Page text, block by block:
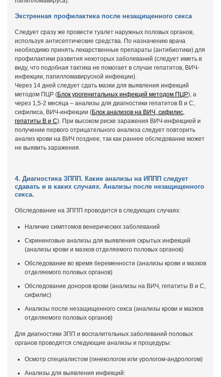
Экстренная профилактика после незащищенного секса
Следует сразу же провести туалет наружных половых органов,
используя антисептические средства. По назначению врача
необходимо принять лекарственные препараты (антибиотики) для
профилактики развития некоторых заболеваний (следует иметь в
виду, что подобная тактика не помогает в случае гепатитов, ВИЧ-
инфекции, папилломавирусной инфекции).
Через 14 дней следует сдать мазки для выявления инфекций
методом ПЦР (Блок урогенитальных инфекций методом ПЦР), а
через 1,5-2 месяца – анализы для диагностики гепатитов В и С,
сифилиса, ВИЧ-инфекции (Блок анализов на ВИЧ, сифилис,
гепатиты B и C). При высоком риске заражения ВИЧ-инфекцией и
получении первого отрицательного анализа следует повторить
анализ крови на ВИЧ позднее, так как раннее обследование может
не выявить заражения.
4. Диагностика ЗППП. Какие анализы на ИППП следует
сдавать и в каких случаях. Анализы после незащищенного
секса.
Обследование на ЗППП проводится в следующих случаях:
Наличие симптомов венерических заболеваний
Скрининговые анализы для выявления скрытых инфекций
(анализы крови и мазков отделяемого половых органов)
Обследование во время беременности (анализы крови и мазков
отделяемого половых органов)
Обследование доноров крови (анализы на ВИЧ, гепатиты В и С,
сифилис)
Анализы после незащищенного секса (анализы крови и мазков
отделяемого половых органов)
Для диагностики ЗПП и воспалительных заболеваний половых
органов проводятся следующие анализы и процедуры:
Осмотр специалистом (гинекологом или урологом-андрологом)
Анализы для выявления инфекций: